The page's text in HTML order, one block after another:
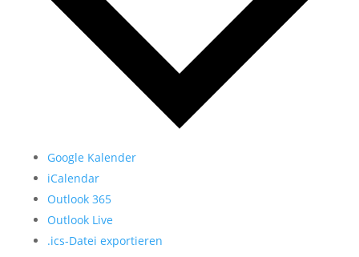
Google Kalender
iCalendar
Outlook 365
Outlook Live
.ics-Datei exportieren